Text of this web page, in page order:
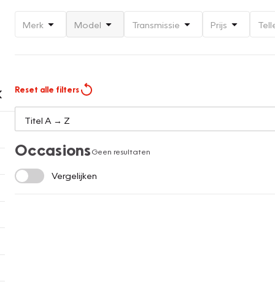
Merk Model Transmissie Prijs
Reset alle filters
OccasionsGeen resultaten
Vergelijken